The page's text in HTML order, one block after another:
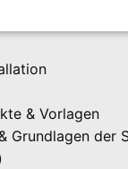
& Vorlagen
Grundlagen der